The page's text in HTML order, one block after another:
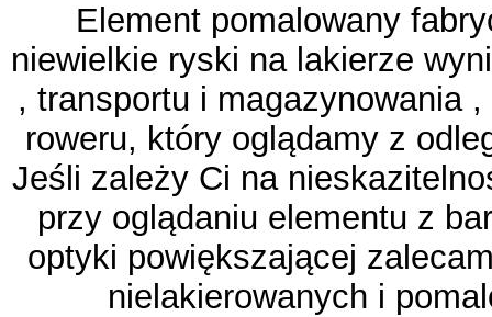
Element pomalowany
niewielkie ryski na lakierze
, transportu i magazynowania
roweru, który oglądamy z
Jeśli zależy Ci na
przy oglądaniu elementu z
optyki powiększającej
nielakierowanych i